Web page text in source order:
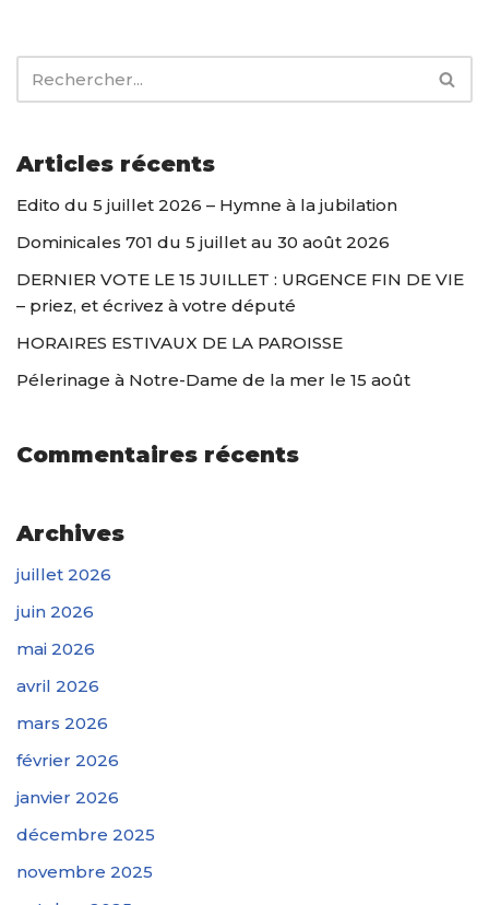
Articles récents
Edito du 5 juillet 2026 – Hymne à la jubilation
Dominicales 701 du 5 juillet au 30 août 2026
DERNIER VOTE LE 15 JUILLET : URGENCE FIN DE VIE
– priez, et écrivez à votre député
HORAIRES ESTIVAUX DE LA PAROISSE
Pélerinage à Notre-Dame de la mer le 15 août
Commentaires récents
Archives
juillet 2026
juin 2026
mai 2026
avril 2026
mars 2026
février 2026
janvier 2026
décembre 2025
novembre 2025